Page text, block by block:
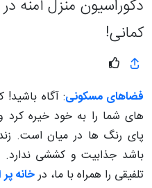
دکوراسیون منزل آمنه
کمانی!
فضاهای مسکونی: آگاه باشید!
های شما را به خود خیره کرد
پای رنگ­ ها در میان است.
باشد جذابیت و کششی
تلفیقی را همراه با ما، درخانه­ پر